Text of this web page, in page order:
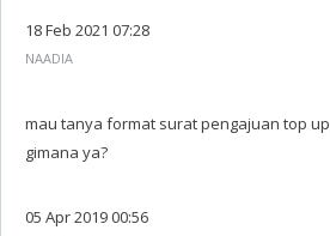
18 Feb 2021 07:28
NAADIA
mau tanya format surat pengajuan top
gimana ya?
05 Apr 2019 00:56